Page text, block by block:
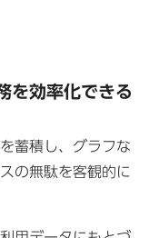
を効率化できる
蓄積し、グラフな
の無駄を客観的に